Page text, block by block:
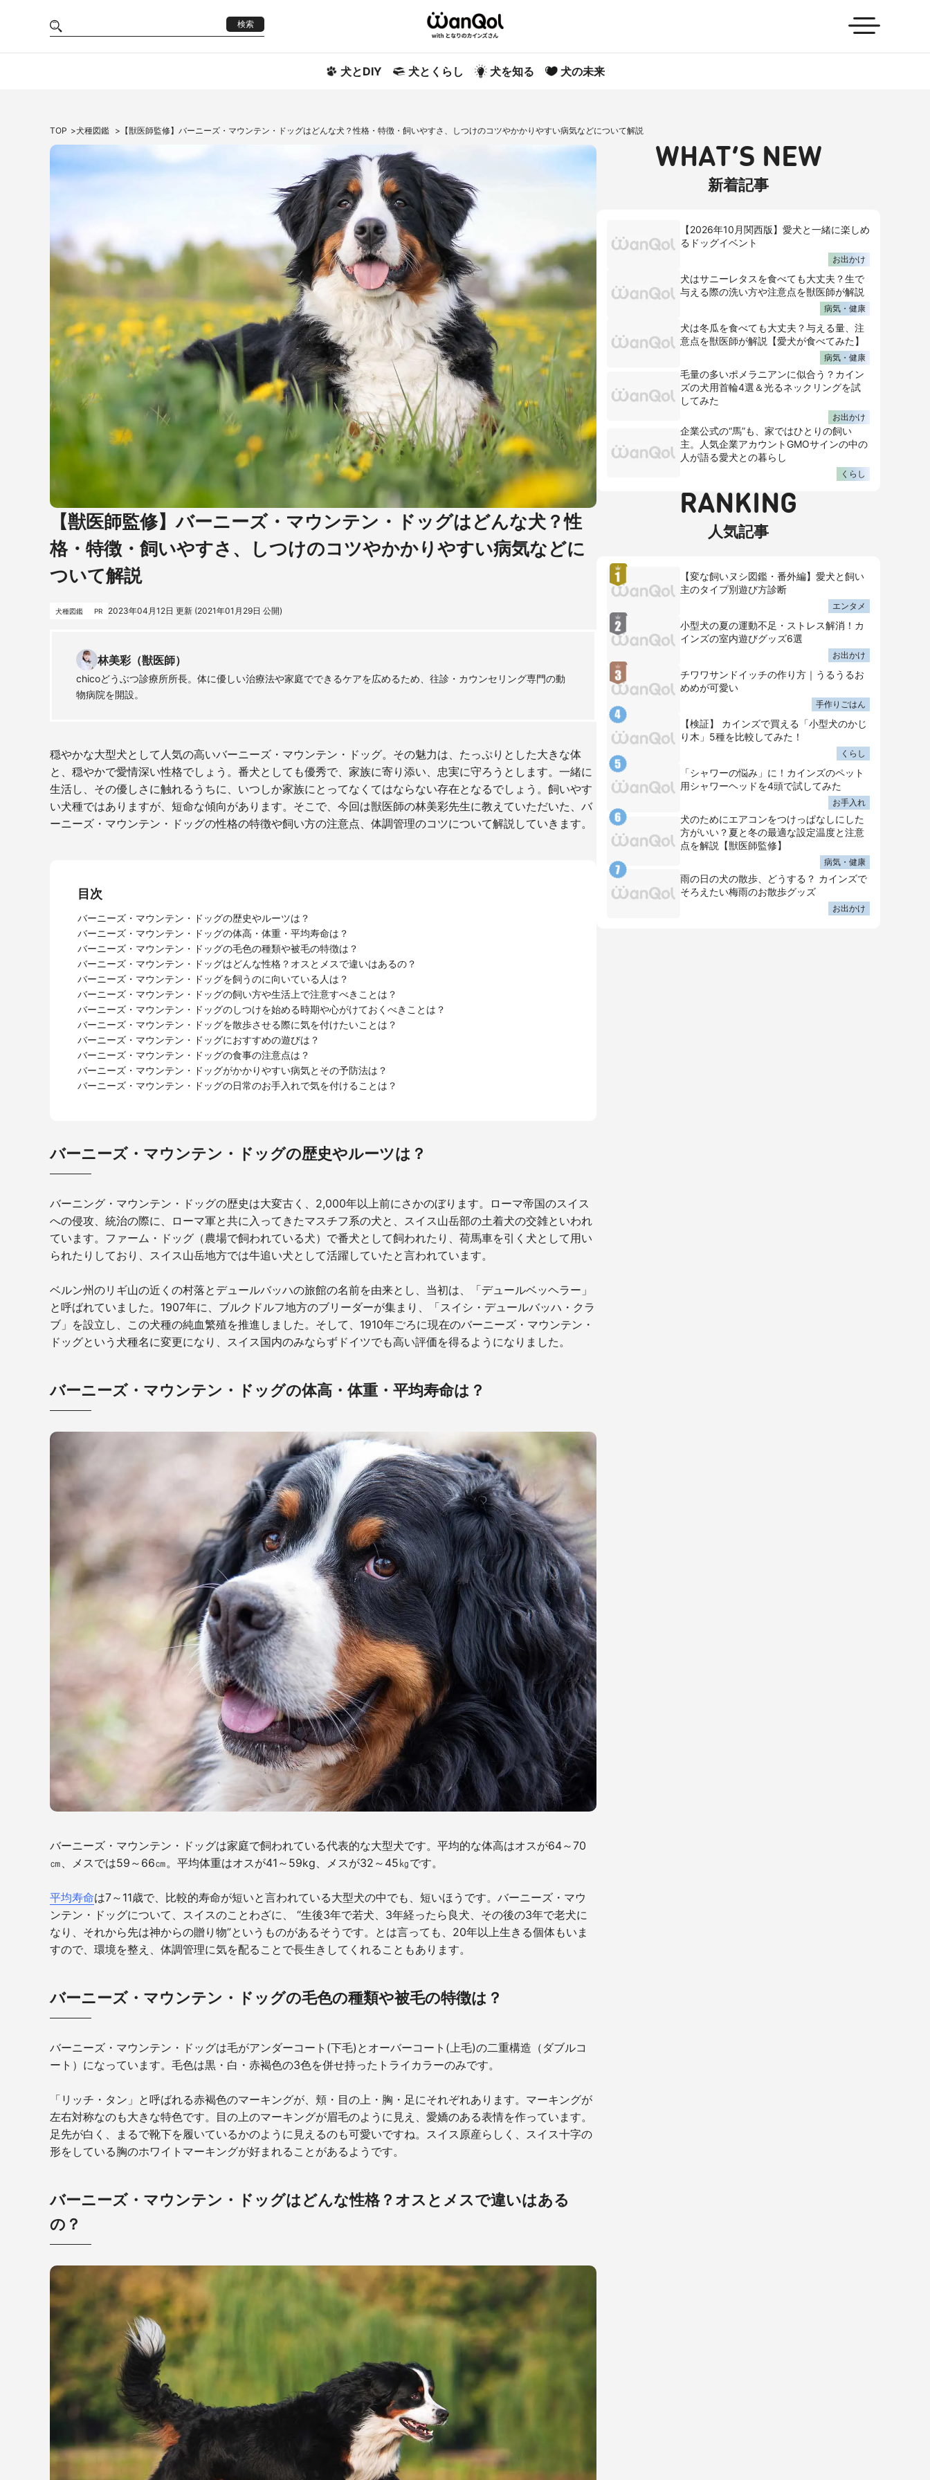
検索
犬とDIY 犬とくらし 犬を知る 犬の未来
TOP 犬種図鑑 【獣医師監修】バーニーズ・マウンテン・ドッグはどんな犬？性格・特徴・飼いやすさ、しつけのコツやかかりやすい病気などについて解説
【獣医師監修】バーニーズ・マウンテン・ドッグはどんな犬？性
格・特徴・飼いやすさ、しつけのコツやかかりやすい病気などに
ついて解説
犬種図鑑 PR 2023年04月12日 更新 (2021年01月29日 公開)
林美彩（獣医師）
chicoどうぶつ診療所所長。体に優しい治療法や家庭でできるケアを広めるため、往診・カウンセリング専門の動
物病院を開設。
穏やかな大型犬として人気の高いバーニーズ・マウンテン・ドッグ。その魅力は、たっぷりとした大きな体
と、穏やかで愛情深い性格でしょう。番犬としても優秀で、家族に寄り添い、忠実に守ろうとします。一緒に
生活し、その優しさに触れるうちに、いつしか家族にとってなくてはならない存在となるでしょう。飼いやす
い犬種ではありますが、短命な傾向があります。そこで、今回は獣医師の林美彩先生に教えていただいた、バ
ーニーズ・マウンテン・ドッグの性格の特徴や飼い方の注意点、体調管理のコツについて解説していきます。
目次
バーニーズ・マウンテン・ドッグの歴史やルーツは？
バーニーズ・マウンテン・ドッグの体高・体重・平均寿命は？
バーニーズ・マウンテン・ドッグの毛色の種類や被毛の特徴は？
バーニーズ・マウンテン・ドッグはどんな性格？オスとメスで違いはあるの？
バーニーズ・マウンテン・ドッグを飼うのに向いている人は？
バーニーズ・マウンテン・ドッグの飼い方や生活上で注意すべきことは？
バーニーズ・マウンテン・ドッグのしつけを始める時期や心がけておくべきことは？
バーニーズ・マウンテン・ドッグを散歩させる際に気を付けたいことは？
バーニーズ・マウンテン・ドッグにおすすめの遊びは？
バーニーズ・マウンテン・ドッグの食事の注意点は？
バーニーズ・マウンテン・ドッグがかかりやすい病気とその予防法は？
バーニーズ・マウンテン・ドッグの日常のお手入れで気を付けることは？
バーニーズ・マウンテン・ドッグの歴史やルーツは？
バーニング・マウンテン・ドッグの歴史は大変古く、 2,000年以上前にさかのぼります。ローマ帝国のスイス
への侵攻、統治の際に、ローマ軍と共に入ってきたマスチフ系の犬と、スイス山岳部の土着犬の交雑といわれ
ています。ファーム・ドッグ（農場で飼われている犬）で番犬として飼われたり、荷馬車を引く犬として用い
られたりしており、スイス山岳地方では牛追い犬として活躍していたと言われています。
ベルン州のリギ山の近くの村落とデュールバッハの旅館の名前を由来とし、当初は、「デュールベッヘラー」
と呼ばれていました。 1907年に、ブルクドルフ地方のブリーダーが集まり、「スイシ・デュールバッハ・クラ
ブ」を設立し、この犬種の純血繁殖を推進しました。そして、 1910年ごろに現在のバーニーズ・マウンテン・
ドッグという犬種名に変更になり、スイス国内のみならずドイツでも高い評価を得るようになりました。
バーニーズ・マウンテン・ドッグの体高・体重・平均寿命は？
バーニーズ・マウンテン・ドッグは家庭で飼われている代表的な大型犬です。平均的な体高はオスが64～70
㎝、メスでは59 ～ 66㎝。平均体重はオスが41 ～ 59kg 、メスが32 ～ 45㎏です。
平均寿命は7～ 11歳で、比較的寿命が短いと言われている大型犬の中でも、短いほうです。バーニーズ・マウ
ンテン・ドッグについて、スイスのことわざに、
“生後3年で若犬、 3年経ったら良犬、その後の3年で老犬に
なり、それから先は神からの贈り物”というものがあるそうです。とは言っても、 20年以上生きる個体もいま
すので、環境を整え、体調管理に気を配ることで長生きしてくれることもあります。
バーニーズ・マウンテン・ドッグの毛色の種類や被毛の特徴は？
バーニーズ・マウンテン・ドッグは毛がアンダーコート (下毛) とオーバーコート ( 上毛)の二重構造（ダブルコ
ート）になっています。毛色は黒・白・赤褐色の3色を併せ持ったトライカラーのみです。
「リッチ・タン」と呼ばれる赤褐色のマーキングが、頬・目の上・胸・足にそれぞれあります。マーキングが
左右対称なのも大きな特色です。目の上のマーキングが眉毛のように見え、愛嬌のある表情を作っています。
足先が白く、まるで靴下を履いているかのように見えるのも可愛いですね。スイス原産らしく、スイス十字の
形をしている胸のホワイトマーキングが好まれることがあるようです。
バーニーズ・マウンテン・ドッグはどんな性格？オスとメスで違いはある
の？
WHAT’S NEW
新着記事
【2026年10月関西版】愛犬と一緒に楽しめ
るドッグイベント
お出かけ
犬はサニーレタスを食べても大丈夫？生で
与える際の洗い方や注意点を獣医師が解説
病気・健康
犬は冬瓜を食べても大丈夫？与える量、注
意点を獣医師が解説【愛犬が食べてみた】
病気・健康
毛量の多いポメラニアンに似合う？カイン
ズの犬用首輪4選＆光るネックリングを試
してみた
お出かけ
企業公式の“馬”も、家ではひとりの飼い
主。人気企業アカウントGMOサインの中の
人が語る愛犬との暮らし
くらし
RANKING
人気記事
【変な飼いヌシ図鑑・番外編】愛犬と飼い
主のタイプ別遊び方診断
エンタメ
小型犬の夏の運動不足・ストレス解消！カ
インズの室内遊びグッズ6選
お出かけ
チワワサンドイッチの作り方｜うるうるお
めめが可愛い
手作りごはん
【検証】 カインズで買える「小型犬のかじ
り木」5種を比較してみた！
くらし
「シャワーの悩み」に！カインズのペット
用シャワーヘッドを4頭で試してみた
お手入れ
犬のためにエアコンをつけっぱなしにした
方がいい？夏と冬の最適な設定温度と注意
点を解説【獣医師監修】
病気・健康
雨の日の犬の散歩、どうする？ カインズで
そろえたい梅雨のお散歩グッズ
お出かけ